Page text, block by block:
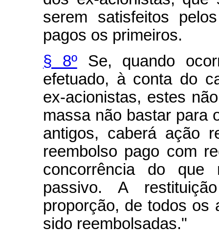
serem satisfeitos
pagos os primeiros.
§ 8ºSe, quando
efetuado, à conta do
ex-acionistas, estes
massa não bastar para
antigos, caberá ação
reembolso pago com
concorrência do que
passivo. A
proporção, de todos os
sido reembolsadas."